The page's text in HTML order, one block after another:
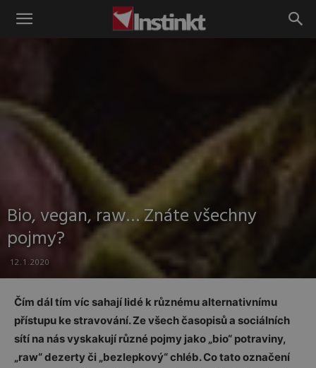
Instinkt
Bio, vegan, raw… Znáte všechny
pojmy?
12.1.2020
Čím dál tím víc sahají lidé k různému alternativnímu
přístupu ke stravování. Ze všech časopisů a sociálních
sítí na nás vyskakují různé pojmy jako „bio“ potraviny,
„raw“ dezerty či „bezlepkový“ chléb. Co tato označení